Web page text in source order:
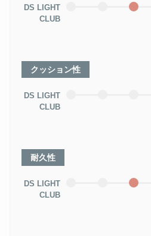
DS LIGHT
CLUB
クッション性
DS LIGHT
CLUB
耐久性
DS LIGHT
CLUB